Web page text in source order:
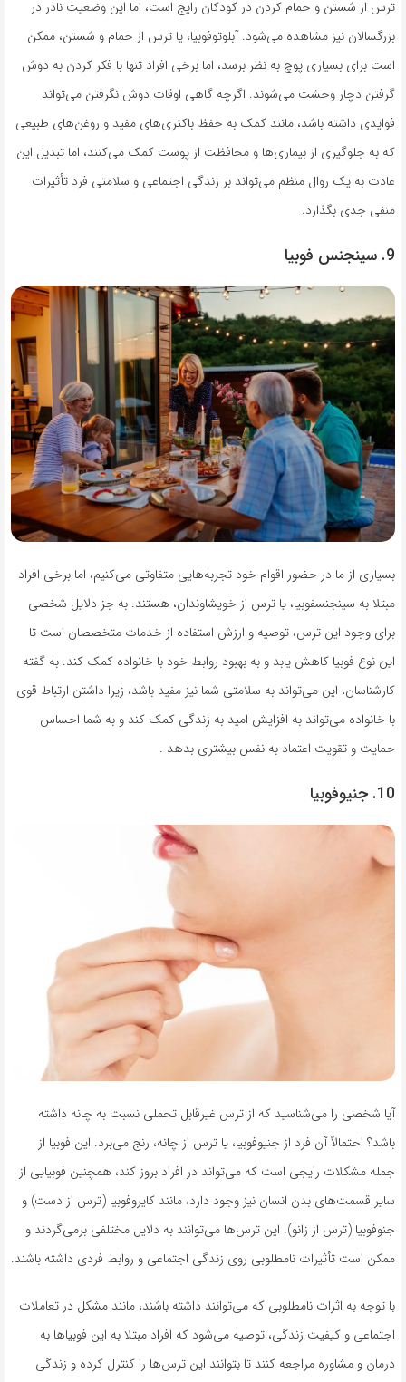
ترس از شستن و حمام کردن در کودکان رایج است، اما این وضعیت نادر در
بزرگسالان نیز مشاهده می‌شود. آبلوتوفوبیا، یا ترس از حمام و شستن، ممکن
است برای بسیاری پوچ به نظر برسد، اما برخی افراد تنها با فکر کردن به دوش
گرفتن دچار وحشت می‌شوند. اگرچه گاهی اوقات دوش نگرفتن می‌تواند
فوایدی داشته باشد، مانند کمک به حفظ باکتری‌های مفید و روغن‌های طبیعی
که به جلوگیری از بیماری‌ها و محافظت از پوست کمک می‌کنند، اما تبدیل این
عادت به یک روال منظم می‌تواند بر زندگی اجتماعی و سلامتی فرد تأثیرات
منفی جدی بگذارد.
9. سینجنس فوبیا
بسیاری از ما در حضور اقوام خود تجربه‌هایی متفاوتی می‌کنیم، اما برخی افراد
مبتلا به سینجنسفوبیا، یا ترس از خویشاوندان، هستند. به جز دلایل شخصی
برای وجود این ترس، توصیه و ارزش استفاده از خدمات متخصصان است تا
این نوع فوبیا کاهش یابد و به بهبود روابط خود با خانواده کمک کند. به گفته
کارشناسان، این می‌تواند به سلامتی شما نیز مفید باشد، زیرا داشتن ارتباط قوی
با خانواده می‌تواند به افزایش امید به زندگی کمک کند و به شما احساس
حمایت و تقویت اعتماد به نفس بیشتری بدهد .
10. جنیوفوبیا
آیا شخصی را می‌شناسید که از ترس غیرقابل تحملی نسبت به چانه داشته
باشد؟ احتمالاً آن فرد از جنیوفوبیا، یا ترس از چانه، رنج می‌برد. این فوبیا از
جمله مشکلات رایجی است که می‌تواند در افراد بروز کند، همچنین فوبیایی از
سایر قسمت‌های بدن انسان نیز وجود دارد، مانند کایروفوبیا (ترس از دست) و
جنوفوبیا (ترس از زانو). این ترس‌ها می‌توانند به دلایل مختلفی برمی‌گردند و
ممکن است تأثیرات نامطلوبی روی زندگی اجتماعی و روابط فردی داشته باشند.
با توجه به اثرات نامطلوبی که می‌توانند داشته باشند، مانند مشکل در تعاملات
اجتماعی و کیفیت زندگی، توصیه می‌شود که افراد مبتلا به این فوبیاها به
درمان و مشاوره مراجعه کنند تا بتوانند این ترس‌ها را کنترل کرده و زندگی